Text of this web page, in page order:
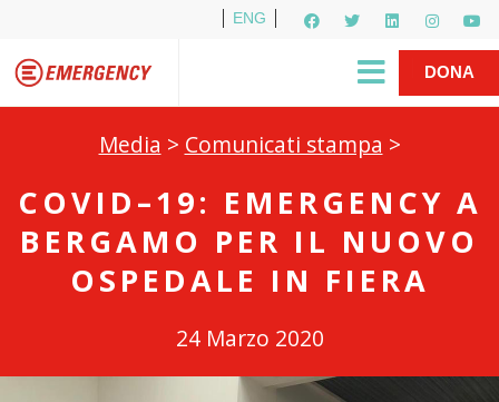
ENG
R1PUD1A
DONA
Media > Comunicati stampa >
COVID–19: EMERGENCY A
BERGAMO PER IL NUOVO
OSPEDALE IN FIERA
24 Marzo 2020